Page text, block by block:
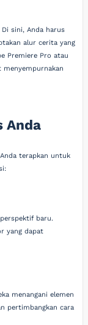
sini, Anda harus
alur cerita yang
Premiere Pro atau
menyempurnakan
Anda
terapkan untuk
baru.
yang dapat
menangani elemen
pertimbangkan cara